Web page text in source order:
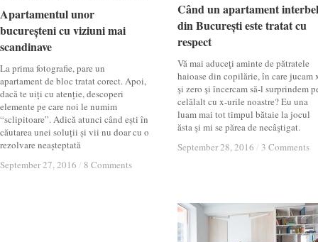
Când un apartament
din București este tratat cu
respect
Vă mai aduceţi aminte de pătratele
haioase din copilărie, în care jucam
şi zero şi încercam să-l surprindem
celălalt cu x-urile noastre? Eu una
luam mai tot timpul bătaie la jocul
ăsta şi mi se părea de necâştigat.
September 28, 2016 / 3 Comments
Când un apartament
din București este tratat cu
respect
September 28, 2016 / 3 Comments
Apartamentul unor
bucureșteni cu viziuni mai
scandinave
La prima fotografie, pare un
apartament de bloc tratat corect. Apoi,
dacă te uiți cu atenție, descoperi
elemente pe care noi le numim
“sclipitoare”. Adică atunci când ești în
căutarea unei soluții și vii nu doar cu o
rezolvare neașteptată
September 27, 2016 / 8 Comments
Apartamentul unor
bucureșteni cu viziuni mai
scandinave
September 27, 2016 / 8 Comments